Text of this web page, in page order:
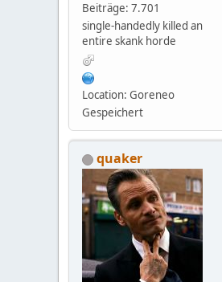
Beiträge: 7.701
single-handedly killed an
entire skank horde
Location: Goreneo
Gespeichert
quaker